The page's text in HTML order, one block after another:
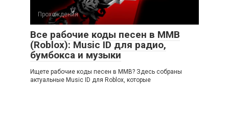
Прохождения
Все рабочие коды песен в ММВ
(Roblox): Music ID для радио,
бумбокса и музыки
Ищете рабочие коды песен в ММВ? Здесь собраны
актуальные Music ID для Roblox, которые